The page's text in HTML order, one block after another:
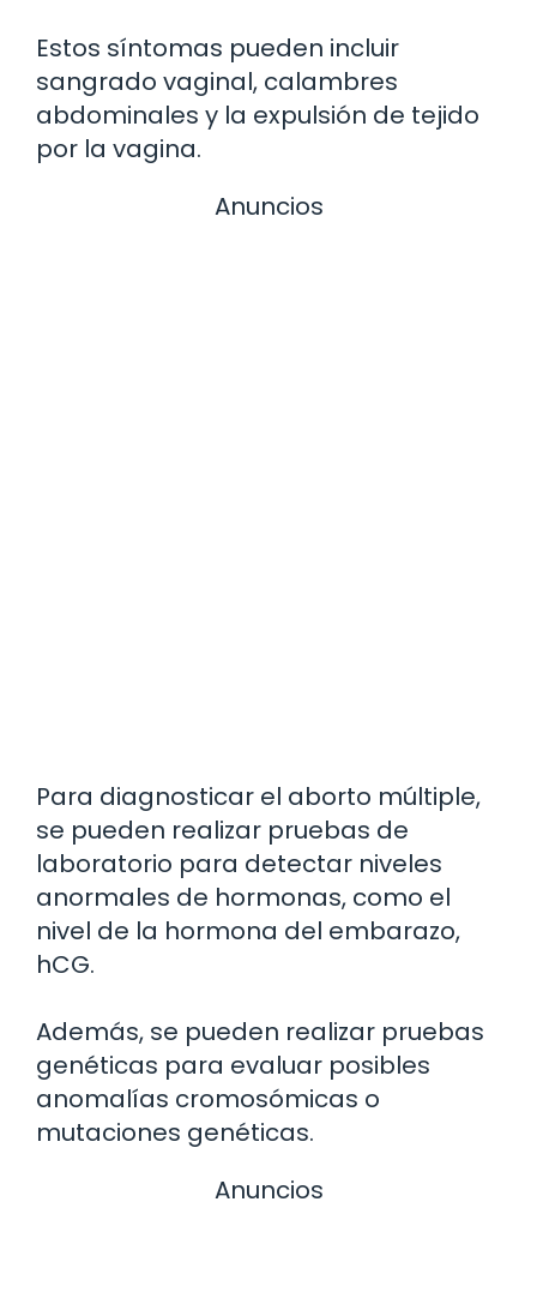
Estos síntomas pueden incluir
sangrado vaginal, calambres
abdominales y la expulsión de tejido
por la vagina.
Anuncios
Para diagnosticar el aborto múltiple,
se pueden realizar pruebas de
laboratorio para detectar niveles
anormales de hormonas, como el
nivel de la hormona del embarazo,
hCG.
Además, se pueden realizar pruebas
genéticas para evaluar posibles
anomalías cromosómicas o
mutaciones genéticas.
Anuncios